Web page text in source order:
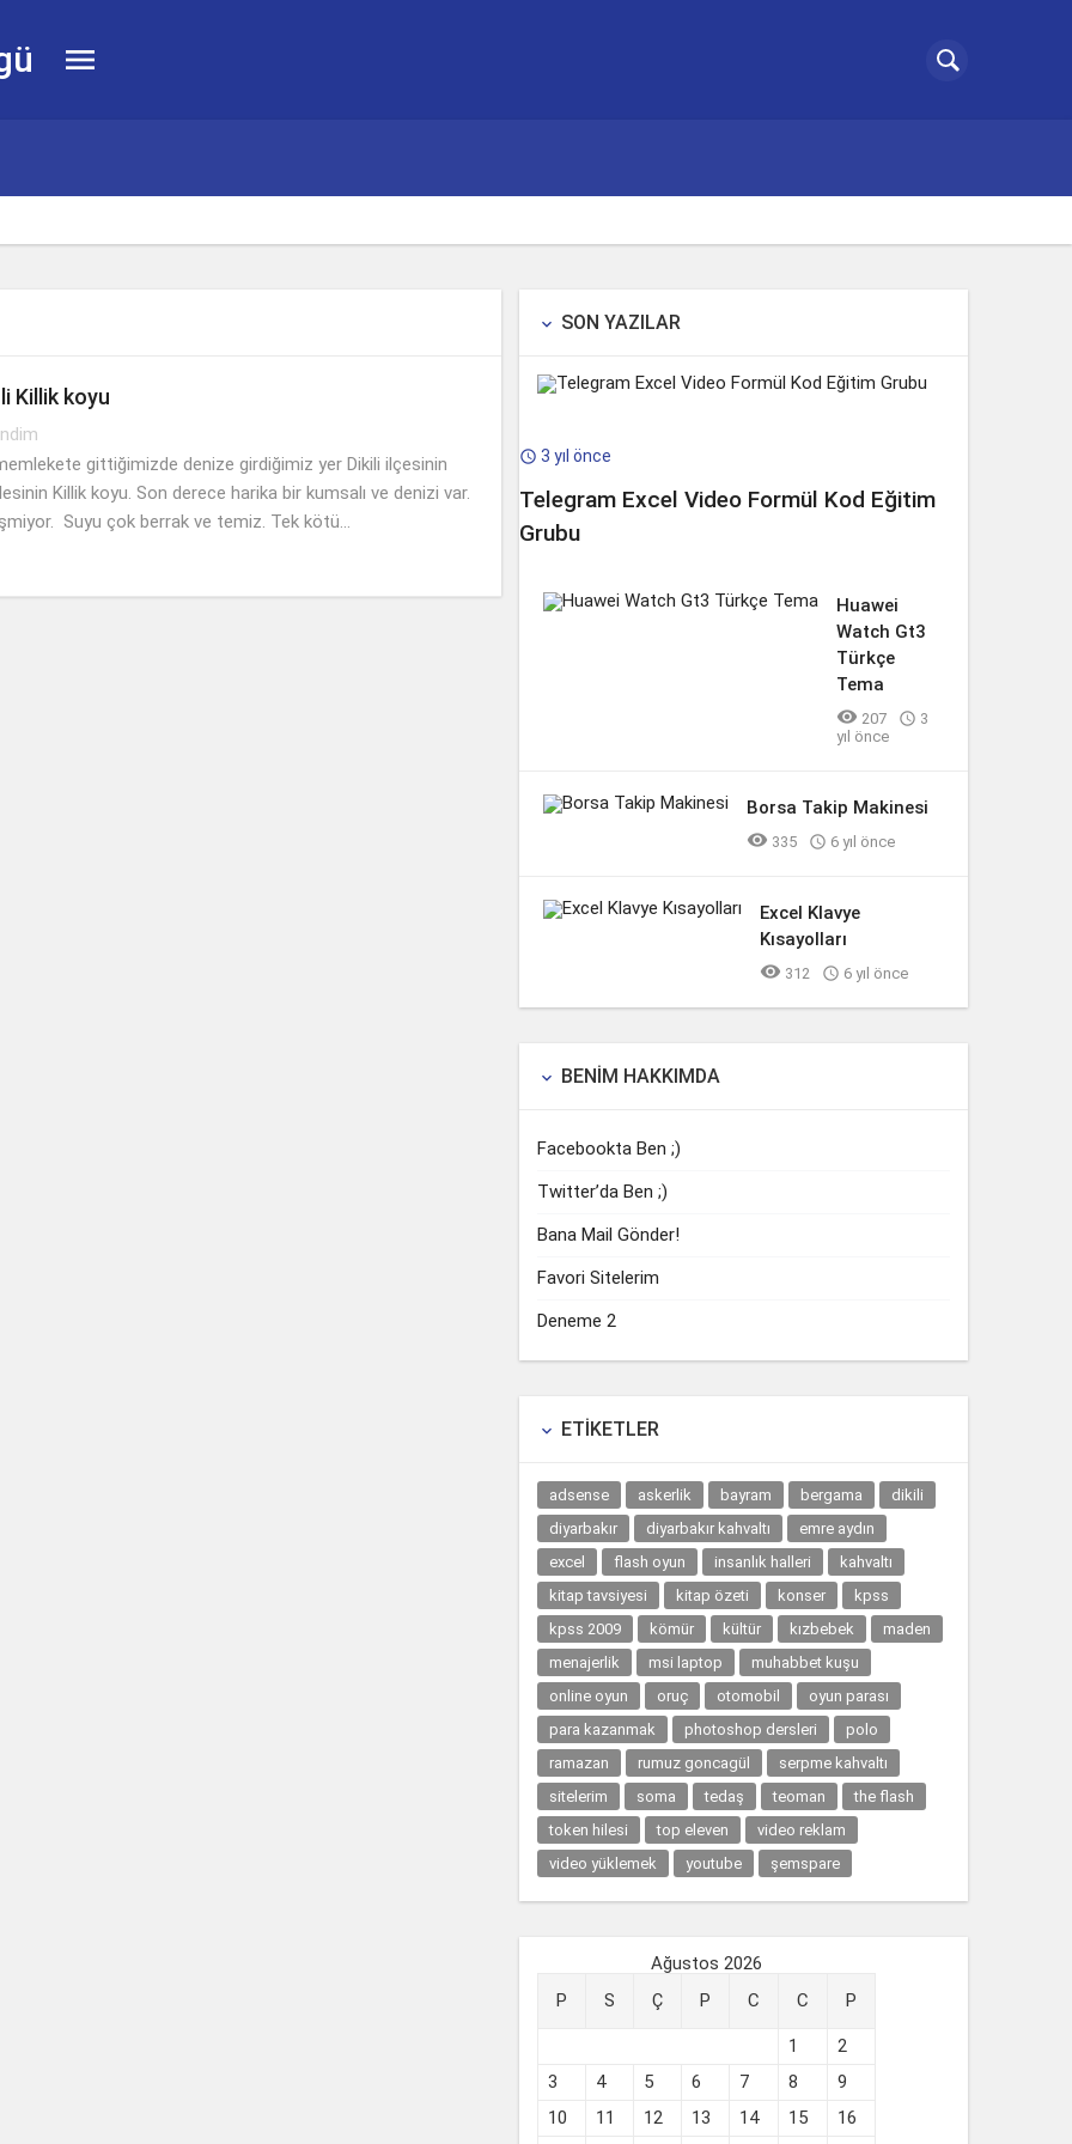

çözümü
Killik koyu
gittiğimizde denize girdiğimiz yer Dikili ilçesinin
Killik koyu. Son derece harika bir kumsalı ve denizi var.
Suyu çok berrak ve temiz. Tek kötü...
 SON YAZILAR
 3 yıl önce
Telegram Excel Video Formül Kod Eğitim
Grubu
Huawei
Watch Gt3
Türkçe
Tema
 207  3
yıl önce
Borsa Takip Makinesi
 335  6 yıl önce
Excel Klavye
Kısayolları
 312  6 yıl önce
 BENIM HAKKIMDA
Facebookta Ben ;)
Twitter’da Ben ;)
Bana Mail Gönder!
Favori Sitelerim
Deneme 2
 ETIKETLER
adsense askerlik bayram bergama
dikili
diyarbakır
diyarbakır kahvaltı
emre aydın
excel
flash oyun insanlık halleri
kahvaltı
kitap tavsiyesi
kitap özeti konser
kpss
kpss 2009
kömür kültür kızbebek
maden
menajerlik
msi laptop
muhabbet kuşu
online oyun
oruç otomobil
oyun parası
para kazanmak
photoshop dersleri
polo
ramazan
rumuz goncagül
serpme kahvaltı
sitelerim
soma tedaş teoman
the flash
token hilesi
top eleven
video reklam
video yüklemek
youtube şemspare
Ağustos 2026
P
S Ç P C C P
1
2
3
4 5 6 7 8
9
10
11 12 13 14 15
16